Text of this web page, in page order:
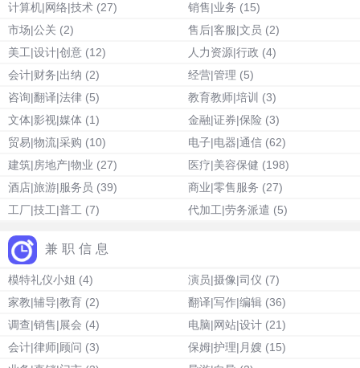
计算机|网络|技术 (27) 销售|业务 (15)
市场|公关 (2) 售后|客服|文员 (2)
美工|设计|创意 (12) 人力资源|行政 (4)
会计|财务|出纳 (2) 经营|管理 (5)
咨询|翻译|法律 (5) 教育教师|培训 (3)
文体|影视|媒体 (1) 金融|证券|保险 (3)
贸易|物流|采购 (10) 电子|电器|通信 (62)
建筑|房地产|物业 (27) 医疗|美容保健 (198)
酒店|旅游|服务员 (39) 商业|零售服务 (27)
工厂|技工|普工 (7) 代加工|劳务派遣 (5)
兼职信息
模特礼仪小姐 (4) 演员|摄像|司仪 (7)
家教|辅导|教育 (2) 翻译|写作|编辑 (36)
调查|销售|展会 (4) 电脑|网站|设计 (21)
会计|律师|顾问 (3) 保姆|护理|月嫂 (15)